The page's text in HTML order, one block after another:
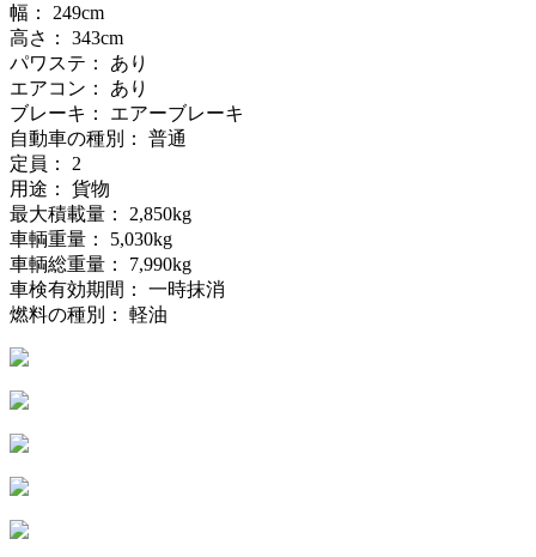
幅： 249cm
高さ： 343cm
パワステ： あり
エアコン： あり
ブレーキ： エアーブレーキ
自動車の種別： 普通
定員： 2
用途： 貨物
最大積載量： 2,850kg
車輌重量： 5,030kg
車輌総重量： 7,990kg
車検有効期間： 一時抹消
燃料の種別： 軽油